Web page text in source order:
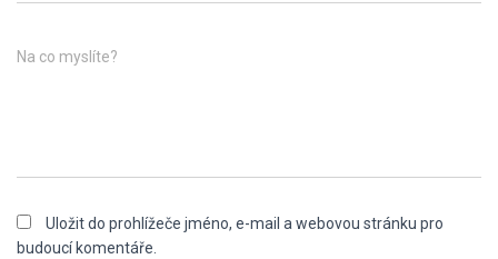
Na co myslíte?
Uložit do prohlížeče jméno, e-mail a webovou stránku pro
budoucí komentáře.